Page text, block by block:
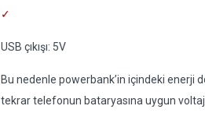
USB çıkışı: 5V
Bu nedenle powerbank’in içindeki enerji
tekrar telefonun bataryasına uygun